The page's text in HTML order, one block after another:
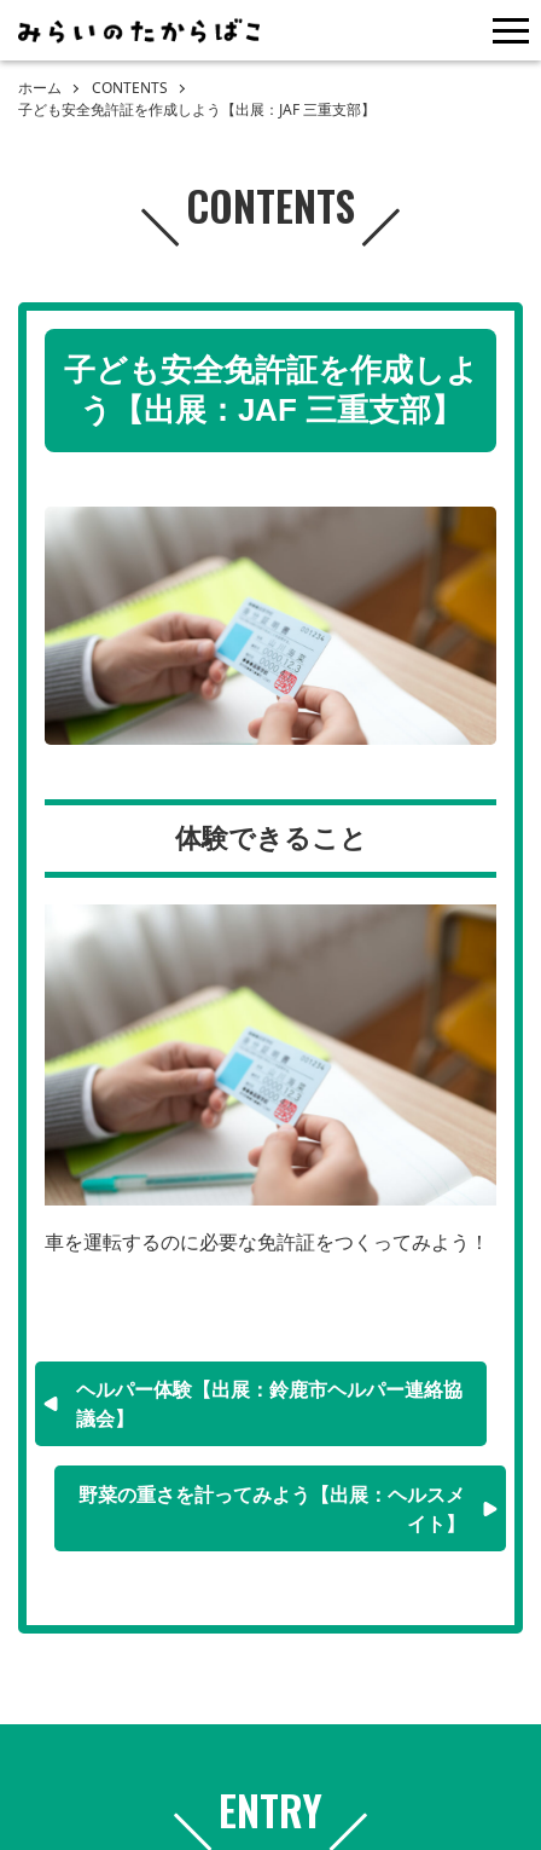
ホーム
CONTENTS
子ども安全免許証を作成しよう【出展：JAF 三重支部】
CONTENTS
子ども安全免許証を作成しよ
う【出展：JAF 三重支部】
体験できること
車を運転するのに必要な免許証をつくってみよう！
ヘルパー体験【出展：鈴鹿市ヘルパー連絡協
議会】
野菜の重さを計ってみよう【出展：ヘルスメ
イト】
ENTRY